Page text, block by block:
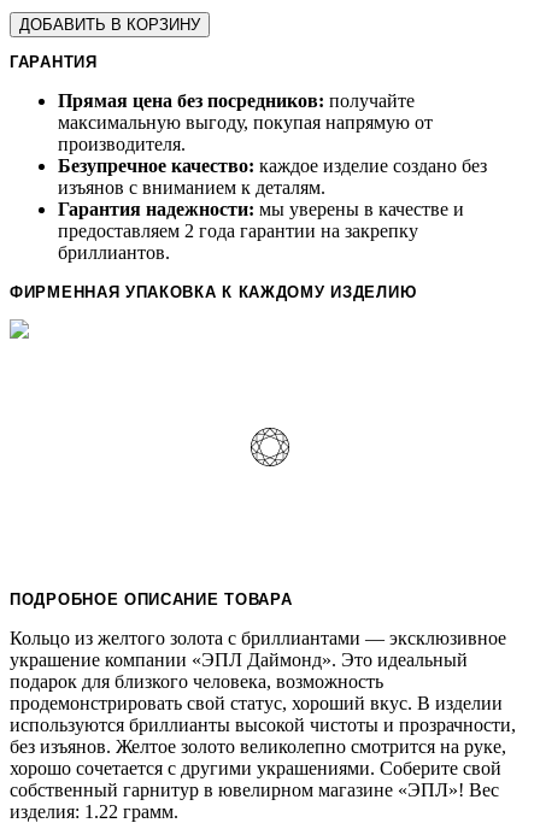
ДОБАВИТЬ В КОРЗИНУ
ГАРАНТИЯ
Прямая цена без посредников: получайте
максимальную выгоду, покупая напрямую от
производителя.
Безупречное качество: каждое изделие создано без
изъянов с вниманием к деталям.
Гарантия надежности: мы уверены в качестве и
предоставляем 2 года гарантии на закрепку
бриллиантов.
ФИРМЕННАЯ УПАКОВКА К КАЖДОМУ ИЗДЕЛИЮ
ПОДРОБНОЕ ОПИСАНИЕ ТОВАРА
Кольцо из желтого золота с бриллиантами — эксклюзивное
украшение компании «ЭПЛ Даймонд». Это идеальный
подарок для близкого человека, возможность
продемонстрировать свой статус, хороший вкус. В изделии
используются бриллианты высокой чистоты и прозрачности,
без изъянов. Желтое золото великолепно смотрится на руке,
хорошо сочетается с другими украшениями. Соберите свой
собственный гарнитур в ювелирном магазине «ЭПЛ»! Вес
изделия: 1.22 грамм.